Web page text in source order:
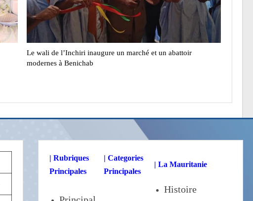
Le wali de l’Inchiri inaugure un marché et un abattoir
modernes à Benichab
| Rubriques
Principales
| Categories
Principales
| La Mauritanie
Histoire